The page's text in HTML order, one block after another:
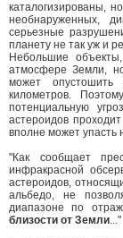
каталогизированы,
необнаруженных,
серьезные
планету не так уж и
Небольшие
атмосфере Земли,
может
километров.
потенциальную
астероидов
вполне может упасть
"Как сообщает
инфракрасной
астероидов,
альбедо, не
диапазоне по
близости от Земли..."